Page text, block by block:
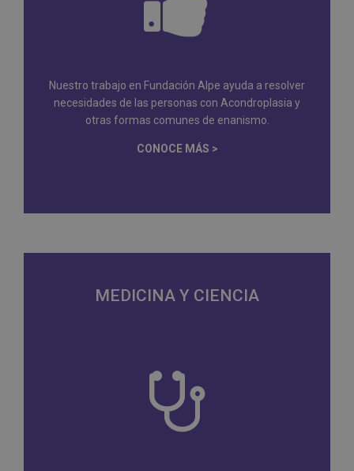
Nuestro trabajo en Fundación Alpe ayuda a resolver
necesidades de las personas con Acondroplasia y
otras formas comunes de enanismo.
CONOCE MÁS >
MEDICINA Y CIENCIA